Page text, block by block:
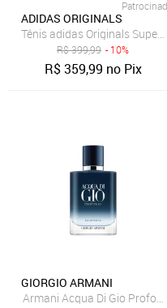
ADIDAS ORIGINALS
Tênis adidas Originals
R$399,99 - 10%
R$359,99 no Pix
GIORGIO ARMANI
Armani Acqua Di Gio